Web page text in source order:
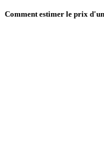
Comment estimer le prix